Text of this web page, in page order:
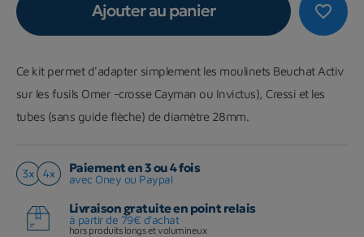
favorite_border
Ajouter au panier
Ce kit permet d'adapter simplement les moulinets Beuchat Activ
sur les fusils Omer -crosse Cayman ou Invictus), Cressi et les
tubes (sans guide flèche) de diamètre 28mm.
Paiement en 3 ou 4 fois
avec Oney ou Paypal
Livraison gratuite en point relais
à partir de 79€ d'achat
hors produits longs et volumineux